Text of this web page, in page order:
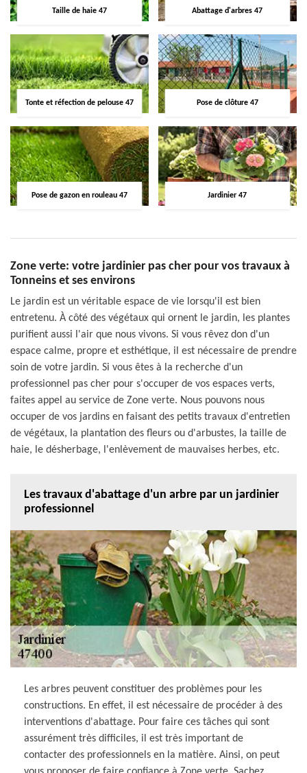
Taille de haie 47 Abattage d'arbres 47
Tonte et réfection de pelouse 47 Pose de clôture 47
Pose de gazon en rouleau 47 Jardinier 47
Zone verte: votre jardinier pas cher pour vos travaux à
Tonneins et ses environs
Le jardin est un véritable espace de vie lorsqu'il est bien
entretenu. À côté des végétaux qui ornent le jardin, les plantes
purifient aussi l'air que nous vivons. Si vous rêvez don d'un
espace calme, propre et esthétique, il est nécessaire de prendre
soin de votre jardin. Si vous êtes à la recherche d'un
professionnel pas cher pour s'occuper de vos espaces verts,
faites appel au service de Zone verte. Nous pouvons nous
occuper de vos jardins en faisant des petits travaux d'entretien
de végétaux, la plantation des fleurs ou d'arbustes, la taille de
haie, le désherbage, l'enlèvement de mauvaises herbes, etc.
Les travaux d'abattage d'un arbre par un jardinier
professionnel
Les arbres peuvent constituer des problèmes pour les
constructions. En effet, il est nécessaire de procéder à des
interventions d'abattage. Pour faire ces tâches qui sont
assurément très difficiles, il est très important de
contacter des professionnels en la matière. Ainsi, on peut